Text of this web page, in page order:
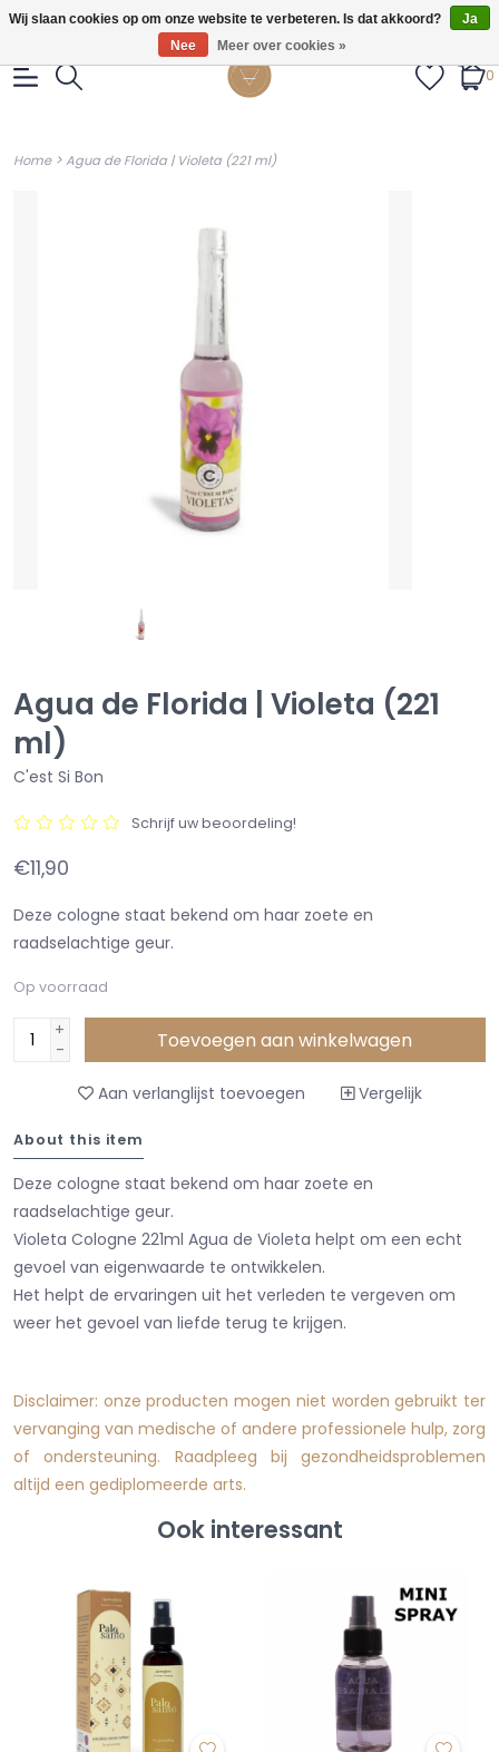
Gratis verzendig vanaf €55.
0
Home>Agua de Florida | Violeta (221 ml)
Agua de Florida | Violeta (221
ml)
C'est Si Bon
Schrijf uw beoordeling!
€11,90
Deze cologne staat bekend om haar zoete en
raadselachtige geur.
Op voorraad
+
-
Toevoegen aan winkelwagen
Aan verlanglijst toevoegen Vergelijk
About this item
Deze cologne staat bekend om haar zoete en
raadselachtige geur.
Violeta Cologne 221ml Agua de Violeta helpt om een echt
gevoel van eigenwaarde te ontwikkelen.
Het helpt de ervaringen uit het verleden te vergeven om
weer het gevoel van liefde terug te krijgen.
Disclaimer: onze producten mogen niet worden gebruikt ter
vervanging van medische of andere professionele hulp, zorg
of ondersteuning. Raadpleeg bij gezondheidsproblemen
altijd een gediplomeerde arts.
Ook interessant
Wij slaan cookies op om onze website te verbeteren. Is dat akkoord?
Ja
Nee
Meer over cookies »